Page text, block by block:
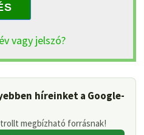
vagy jelszó?
híreinket a Google-
megbízható forrásnak!